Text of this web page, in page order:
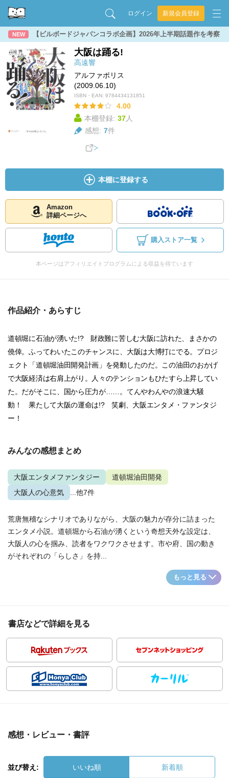
ログイン 新規会員登録
NEW 【ビルボードジャパンコラボ企画】2026年上半期話題作を考察
大阪は踊る!
高遠響
アルファポリス
(2009.06.10)
ISBN・EAN: 9784434131851
4.00
本棚登録: 37人
感想: 7件
本棚に登録する
Amazon
詳細ページへ
購入ストア一覧
本ページはアフィリエイトプログラムによる収益を得ています
作品紹介・あらすじ
道頓堀に石油が湧いた!? 財政難に苦しむ大阪に訪れた、まさかの
僥倖。ふってわいたこのチャンスに、大阪は大博打にでる。プロジ
ェクト「道頓堀油田開発計画」を発動したのだ。この油田のおかげ
で大阪経済は右肩上がり。人々のテンションもひたすら上昇してい
た。だがそこに、国から圧力が……。てんやわんやの浪速大騒
動！ 果たして大阪の運命は!? 笑劇、大阪エンタメ・ファンタジ
ー！
みんなの感想まとめ
大阪エンタメファンタジー
道頓堀油田開発
大阪人の心意気
...他7件
荒唐無稽なシナリオでありながら、大阪の魅力が存分に詰まった
エンタメ小説。道頓堀から石油が湧くという奇想天外な設定は、
大阪人の心を掴み、読者をワクワクさせます。市や府、国の動き
がそれぞれの「らしさ」を持...
もっと見る
書店などで詳細を見る
感想・レビュー・書評
並び替え: いいね順 新着順